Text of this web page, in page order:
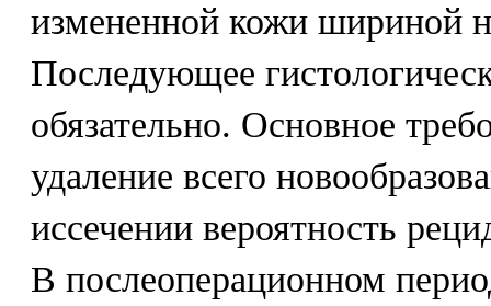
измененной кожи шириной
Последующее
обязательно. Основное
удаление всего
иссечении вероятность
В послеоперационном